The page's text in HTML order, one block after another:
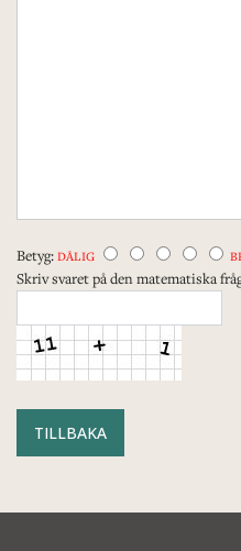
Betyg: DÅLIG
Skriv svaret på den matematiska
TILLBAKA